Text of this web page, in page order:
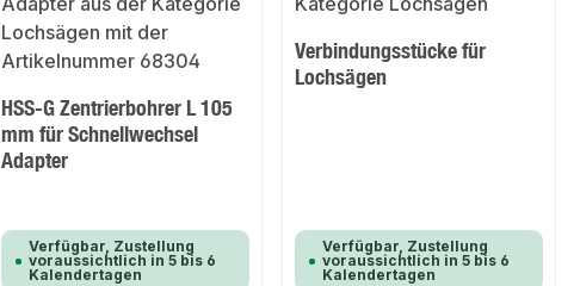
HSS-G Zentrierbohrer L 105
mm für Schnellwechsel
Adapter
Verfügbar, Zustellung
voraussichtlich in 5 bis 6
Kalendertagen
Verbindungsstücke für
Lochsägen
Verfügbar, Zustellung
voraussichtlich in 5 bis 6
Kalendertagen